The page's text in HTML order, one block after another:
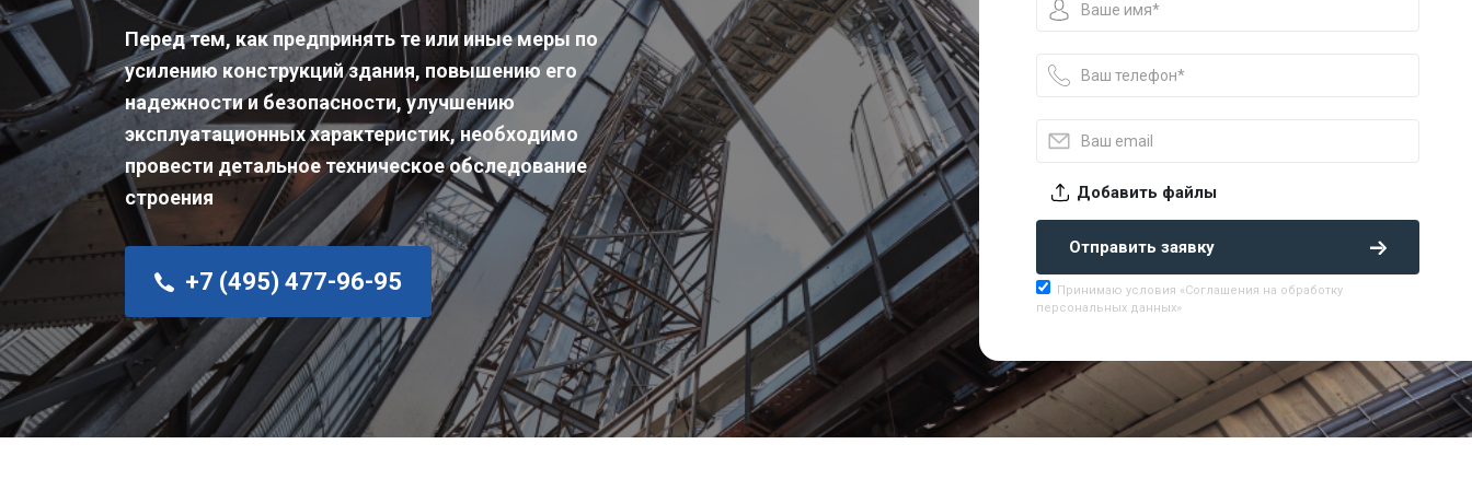
Перед тем, как предпринять те или иные меры по
усилению конструкций здания, повышению его
надежности и безопасности, улучшению
эксплуатационных характеристик, необходимо
провести детальное техническое обследование
строения
+7 (495) 477-96-95
Добавить файлы
Отправить заявку
Принимаю условия «Соглашения на обработку
персональных данных»